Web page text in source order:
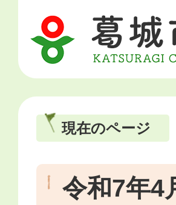
現在のページ
令和7年4